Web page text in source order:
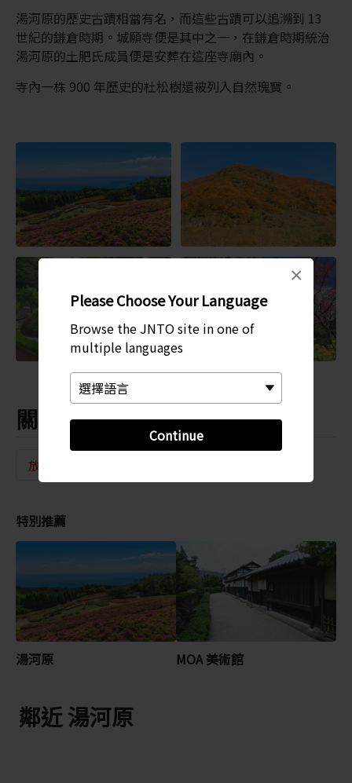
Please Choose Your Language
Browse the JNTO site in one of
multiple languages
Continue
×
湯河原的歷史古蹟相當有名，而這些古蹟可以追溯到 13
世紀的鎌倉時期。城願寺便是其中之一，在鎌倉時期統治
湯河原的土肥氏成員便是安葬在這座寺廟內。
寺內一株 900 年歷史的杜松樹還被列入自然瑰寶。
關鍵字
放鬆休閒
特別推薦
湯河原 MOA 美術館
鄰近 湯河原